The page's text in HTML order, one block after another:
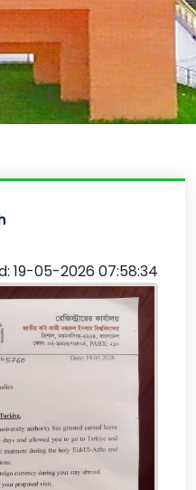
19-05-2026 07:58:34